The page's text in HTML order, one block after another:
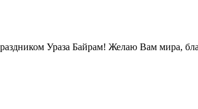
Ураза Байрам! Желаю Вам мира,